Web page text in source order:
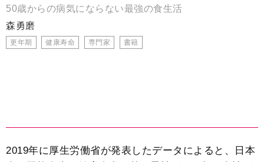
50歳からの病気にならない最強の食生活
森勇磨
更年期 健康寿命 専門家 書籍
2019年に厚生労働省が発表したデータによると、日本